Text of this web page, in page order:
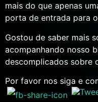
mais do que apenas
porta de entrada para
Gostou de saber mais
acompanhando nosso
descomplicados sobre
Por favor nos siga e